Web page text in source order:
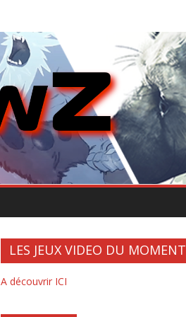
LES JEUX VIDEO DU MOMENT
A découvrir ICI